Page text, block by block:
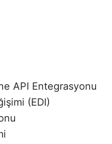
API Entegrasyonu
(EDI)